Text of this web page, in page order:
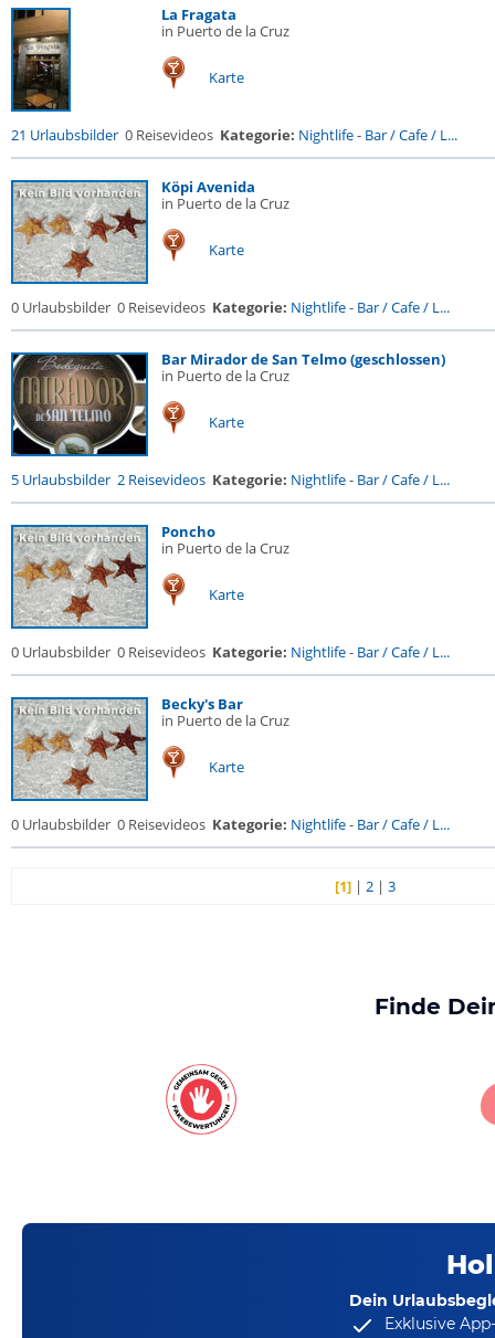
La Fragata
in Puerto de la Cruz
Karte
21 Urlaubsbilder 0 Reisevideos Kategorie: Nightlife- Bar / Cafe / L...
Köpi Avenida
in Puerto de la Cruz
Karte
0 Urlaubsbilder 0 Reisevideos Kategorie: Nightlife- Bar / Cafe / L...
Bar Mirador de San Telmo (geschlossen)
in Puerto de la Cruz
Karte
5 Urlaubsbilder 2 Reisevideos Kategorie: Nightlife- Bar / Cafe / L...
Poncho
in Puerto de la Cruz
Karte
0 Urlaubsbilder 0 Reisevideos Kategorie: Nightlife- Bar / Cafe / L...
Becky's Bar
in Puerto de la Cruz
Karte
0 Urlaubsbilder 0 Reisevideos Kategorie: Nightlife- Bar / Cafe / L...
[1] |2 |3
Finde
Dein
Exklusive